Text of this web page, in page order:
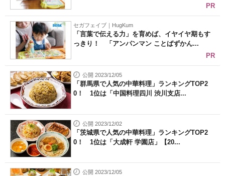
PR
セガフェイブ｜HugKum
「言葉で伝える力」を育めば、イヤイヤ期もす
っきり！ 「アンパンマン ことばずかん...
PR
公開 2023/12/05
「群馬県で人気の中華料理」ランキングTOP2
0！ 1位は「中国料理四川 渋川支店...
公開 2023/12/02
「茨城県で人気の中華料理」ランキングTOP2
0！ 1位は「大成軒 学園店」【20...
公開 2023/12/05